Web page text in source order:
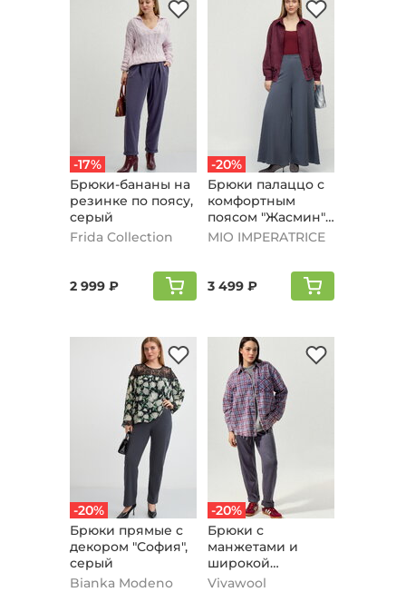
-17%
Брюки-бананы на
резинке по поясу,
серый
Frida Collection
2 999 ₽
-20%
Брюки палаццо с
комфортным
поясом "Жасмин",
серый
MIO IMPERATRICE
3 499 ₽
-20%
Брюки прямые с
декором "София",
серый
Bianka Modeno
-20%
Брюки с
манжетами и
широкой
резинкой,
Vivawool